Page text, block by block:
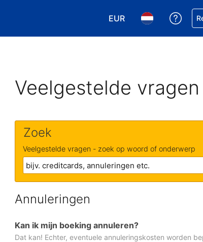
EUR
Kies je valuta. Je
Kies je taal.
Veelgestelde vragen
Zoek
Veelgestelde vragen - zoek op woord of onderwerp
Annuleringen
Kan ik mijn boeking annuleren?
Dat kan! Echter, eventuele annuleringskosten worden